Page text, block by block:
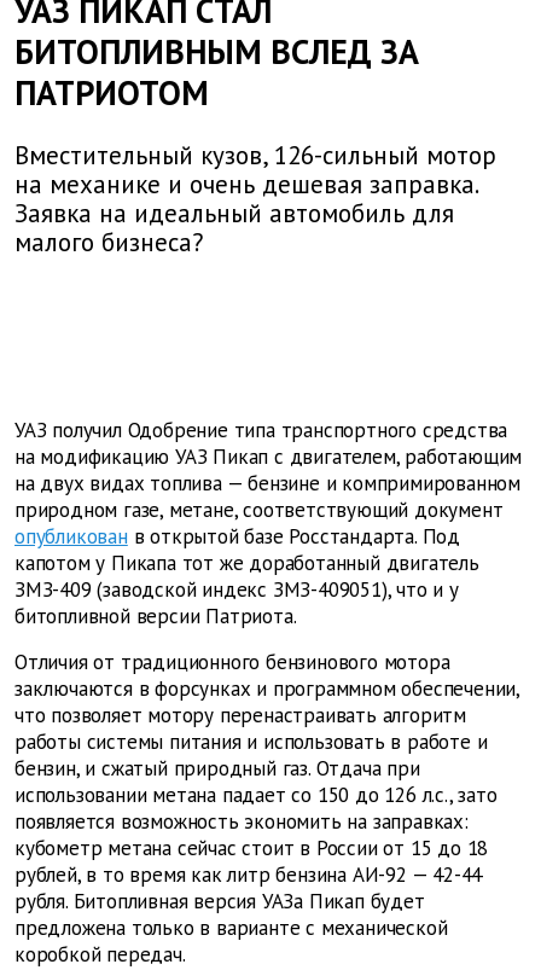
УАЗ ПИКАП СТАЛ
БИТОПЛИВНЫМ ВСЛЕД ЗА
ПАТРИОТОМ
Вместительный кузов, 126-сильный мотор
на механике и очень дешевая заправка.
Заявка на идеальный автомобиль для
малого бизнеса?
УАЗ получил Одобрение типа транспортного средства
на модификацию УАЗ Пикап с двигателем, работающим
на двух видах топлива — бензине и компримированном
природном газе, метане, соответствующий документ
опубликованв открытой базе Росстандарта. Под
капотом у Пикапа тот же доработанный двигатель
ЗМЗ-409 (заводской индекс ЗМЗ-409051), что и у
битопливной версии Патриота.
Отличия от традиционного бензинового мотора
заключаются в форсунках и программном обеспечении,
что позволяет мотору перенастраивать алгоритм
работы системы питания и использовать в работе и
бензин, и сжатый природный газ. Отдача при
использовании метана падает со 150 до 126 л.с., зато
появляется возможность экономить на заправках:
кубометр метана сейчас стоит в России от 15 до 18
рублей, в то время как литр бензина АИ-92 — 42-44
рубля. Битопливная версия УАЗа Пикап будет
предложена только в варианте с механической
коробкой передач.